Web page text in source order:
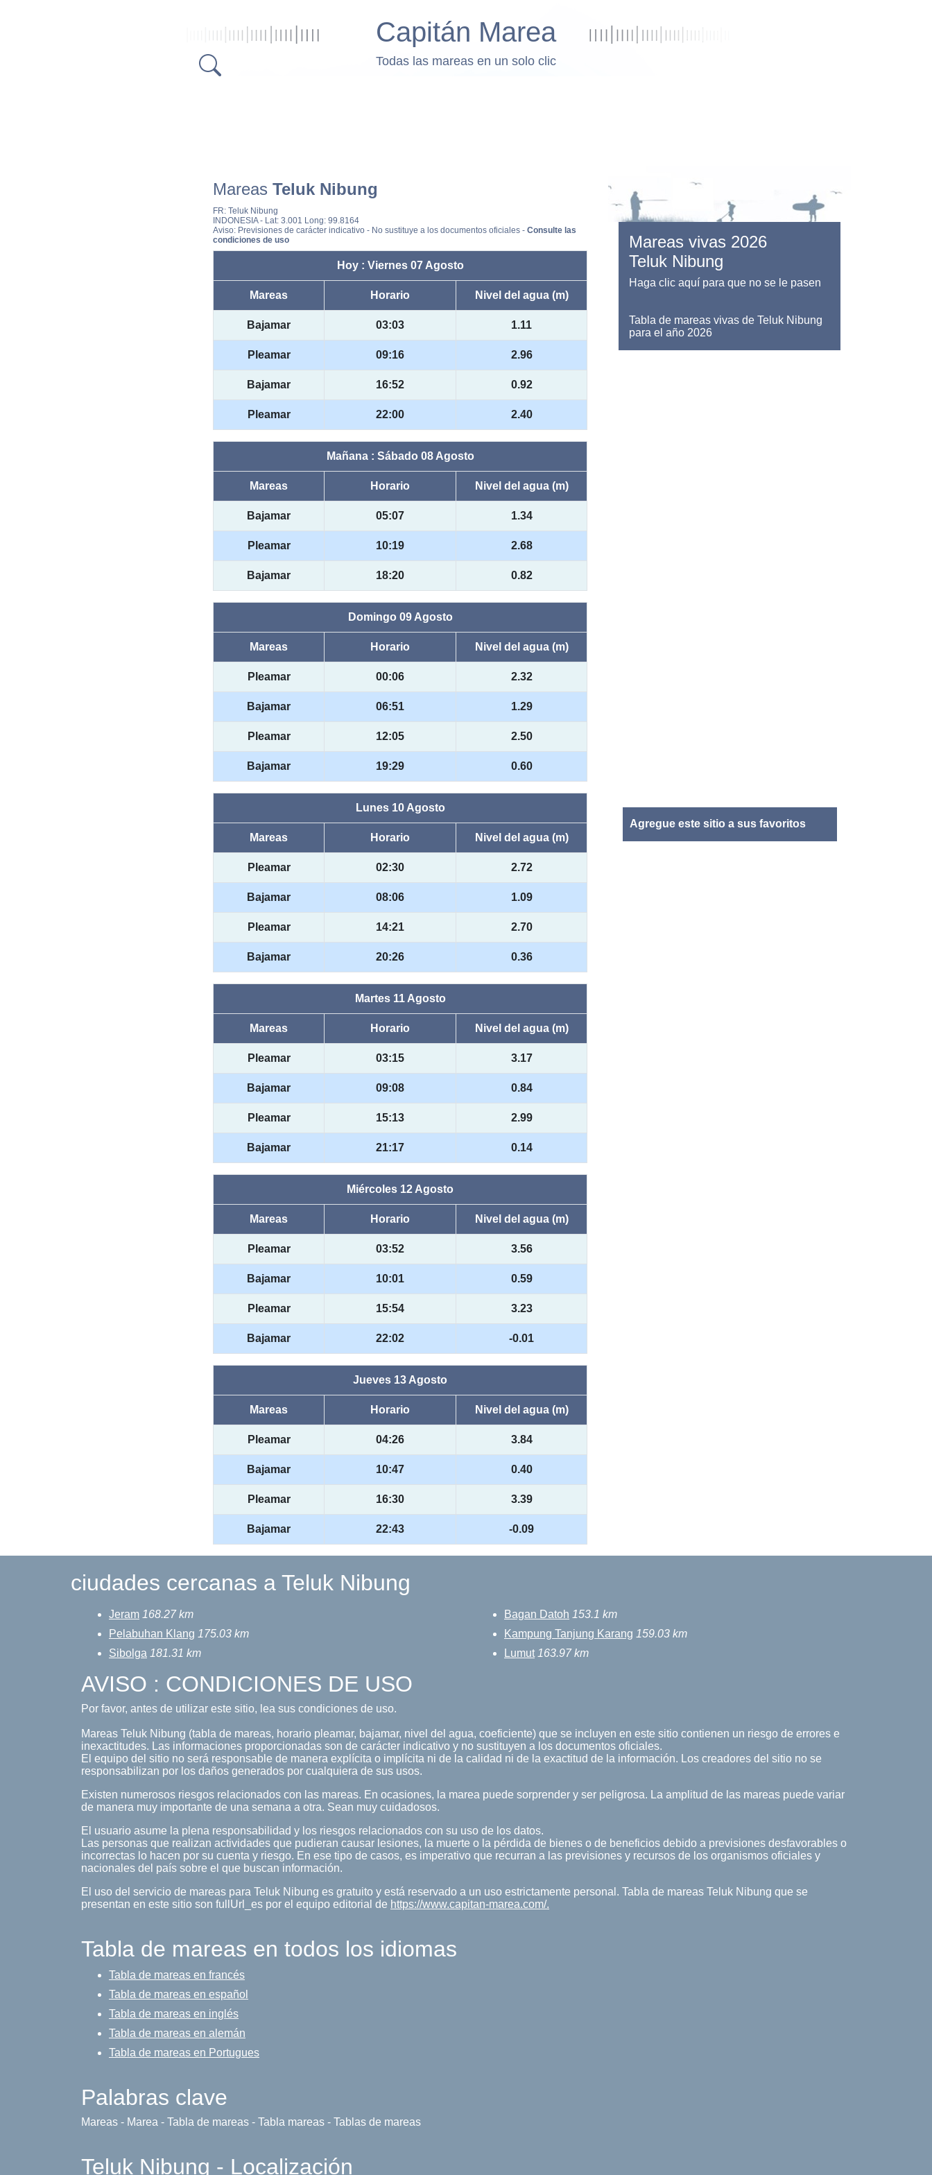
Capitán Marea
Todas las mareas en un solo clic
Mareas Teluk Nibung
FR: Teluk Nibung
INDONESIA- Lat: 3.001 Long: 99.8164
Aviso: Previsiones de carácter indicativo - No sustituye a los documentos oficiales - Consulte las
condiciones de uso
Hoy : Viernes 07 Agosto
Mareas Horario Nivel del agua (m)
Bajamar 03:03 1.11
Pleamar 09:16 2.96
Bajamar 16:52 0.92
Pleamar 22:00 2.40
Mañana : Sábado 08 Agosto
Mareas Horario Nivel del agua (m)
Bajamar 05:07 1.34
Pleamar 10:19 2.68
Bajamar 18:20 0.82
Domingo 09 Agosto
Mareas Horario Nivel del agua (m)
Pleamar 00:06 2.32
Bajamar 06:51 1.29
Pleamar 12:05 2.50
Bajamar 19:29 0.60
Lunes 10 Agosto
Mareas Horario Nivel del agua (m)
Pleamar 02:30 2.72
Bajamar 08:06 1.09
Pleamar 14:21 2.70
Bajamar 20:26 0.36
Martes 11 Agosto
Mareas Horario Nivel del agua (m)
Pleamar 03:15 3.17
Bajamar 09:08 0.84
Pleamar 15:13 2.99
Bajamar 21:17 0.14
Miércoles 12 Agosto
Mareas Horario Nivel del agua (m)
Pleamar 03:52 3.56
Bajamar 10:01 0.59
Pleamar 15:54 3.23
Bajamar 22:02 -0.01
Jueves 13 Agosto
Mareas Horario Nivel del agua (m)
Pleamar 04:26 3.84
Bajamar 10:47 0.40
Pleamar 16:30 3.39
Bajamar 22:43 -0.09
Mareas vivas 2026
Teluk Nibung
Haga clic aquí para que no se le pasen
Tabla de mareas vivas de Teluk Nibung
para el año 2026
Agregue este sitio a sus favoritos
ciudades cercanas a Teluk Nibung
Jeram 168.27 km
Pelabuhan Klang 175.03 km
Sibolga 181.31 km
Bagan Datoh 153.1 km
Kampung Tanjung Karang 159.03 km
Lumut 163.97 km
AVISO : CONDICIONES DE USO
Por favor, antes de utilizar este sitio, lea sus condiciones de uso.
Mareas Teluk Nibung (tabla de mareas, horario pleamar, bajamar, nivel del agua, coeficiente) que se incluyen en este sitio contienen un riesgo de errores e
inexactitudes. Las informaciones proporcionadas son de carácter indicativo y no sustituyen a los documentos oficiales.
El equipo del sitio no será responsable de manera explícita o implícita ni de la calidad ni de la exactitud de la información. Los creadores del sitio no se
responsabilizan por los daños generados por cualquiera de sus usos.
Existen numerosos riesgos relacionados con las mareas. En ocasiones, la marea puede sorprender y ser peligrosa. La amplitud de las mareas puede variar
de manera muy importante de una semana a otra. Sean muy cuidadosos.
El usuario asume la plena responsabilidad y los riesgos relacionados con su uso de los datos.
Las personas que realizan actividades que pudieran causar lesiones, la muerte o la pérdida de bienes o de beneficios debido a previsiones desfavorables o
incorrectas lo hacen por su cuenta y riesgo. En ese tipo de casos, es imperativo que recurran a las previsiones y recursos de los organismos oficiales y
nacionales del país sobre el que buscan información.
El uso del servicio de mareas para Teluk Nibung es gratuito y está reservado a un uso estrictamente personal. Tabla de mareas Teluk Nibung que se
presentan en este sitio son fullUrl_es por el equipo editorial de https://www.capitan-marea.com/.
Tabla de mareas en todos los idiomas
Tabla de mareas en francés
Tabla de mareas en español
Tabla de mareas en inglés
Tabla de mareas en alemán
Tabla de mareas en Portugues
Palabras clave
Mareas - Marea - Tabla de mareas - Tabla mareas - Tablas de mareas
Teluk Nibung - Localización